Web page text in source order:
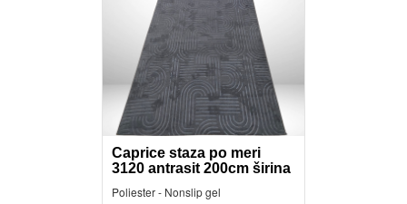
Caprice staza po meri
3120 antrasit 200cm širina
Poliester - Nonslip gel